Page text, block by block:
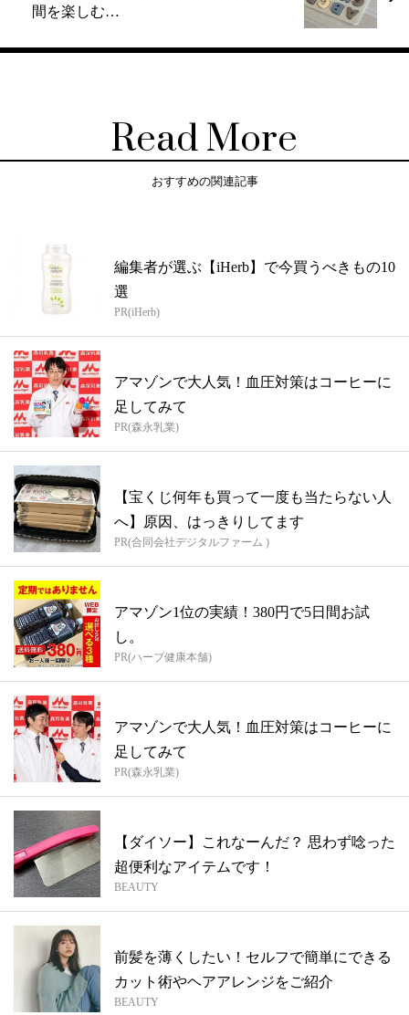
間を楽しむ…
Read More
おすすめの関連記事
編集者が選ぶ【iHerb】で今買うべきもの10
選
PR(iHerb)
アマゾンで大人気！血圧対策はコーヒーに
足してみて
PR(森永乳業)
【宝くじ何年も買って一度も当たらない人
へ】原因、はっきりしてます
PR(合同会社デジタルファーム )
アマゾン1位の実績！380円で5日間お試
し。
PR(ハーブ健康本舗)
アマゾンで大人気！血圧対策はコーヒーに
足してみて
PR(森永乳業)
【ダイソー】これなーんだ？ 思わず唸った
超便利なアイテムです！
BEAUTY
前髪を薄くしたい！セルフで簡単にできる
カット術やヘアアレンジをご紹介
BEAUTY